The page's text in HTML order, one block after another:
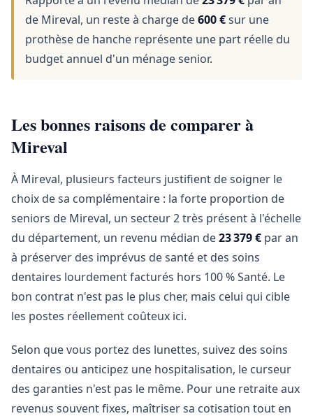
de Mireval, un reste à charge de600 €sur une
prothèse de hanche représente une part réelle du
budget annuel d'un ménage senior.
Les bonnes raisons de comparer à
Mireval
À Mireval, plusieurs facteurs justifient de soigner le
choix de sa complémentaire : la forte proportion de
seniors de Mireval, un secteur 2 très présent à l'échelle
du département, un revenu médian de23 379 € par an
à préserver des imprévus de santé et des soins
dentaires lourdement facturés hors 100 % Santé. Le
bon contrat n'est pas le plus cher, mais celui qui cible
les postes réellement coûteux ici.
Selon que vous portez des lunettes, suivez des soins
dentaires ou anticipez une hospitalisation, le curseur
des garanties n'est pas le même. Pour une retraite aux
revenus souvent fixes, maîtriser sa cotisation tout en